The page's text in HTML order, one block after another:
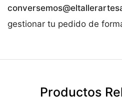
gestionar tu pedido de
Productos